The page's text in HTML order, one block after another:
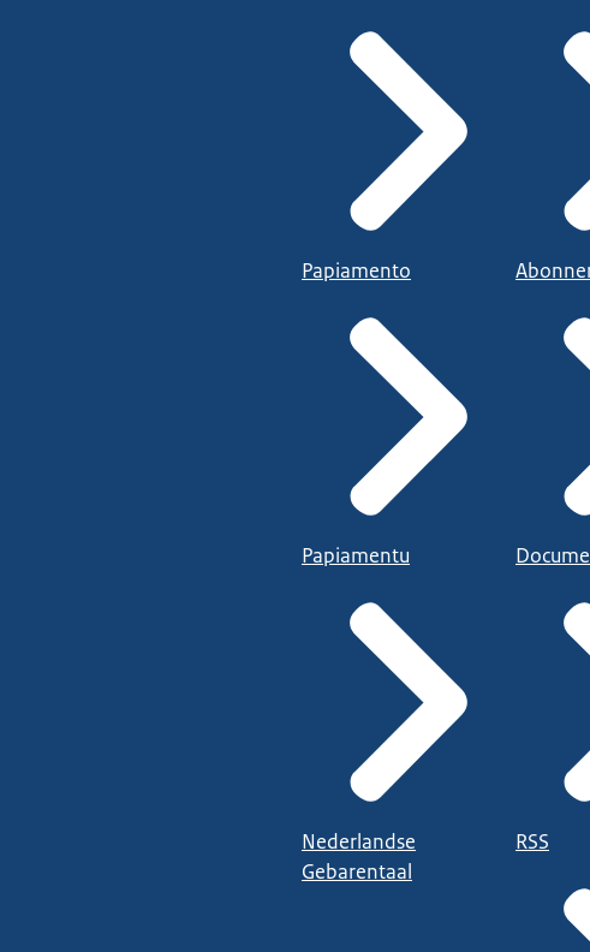
Papiamento
Papiamentu
Nederlandse
Gebarentaal
RSS